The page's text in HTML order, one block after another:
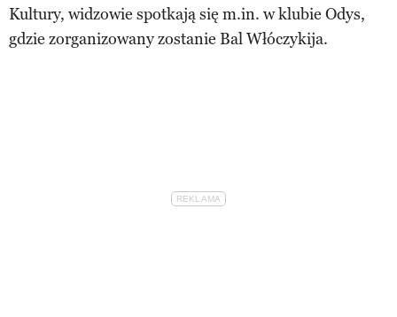
Kultury, widzowie spotkają się m.in. w klubie Odys,
gdzie zorganizowany zostanie Bal Włóczykija.